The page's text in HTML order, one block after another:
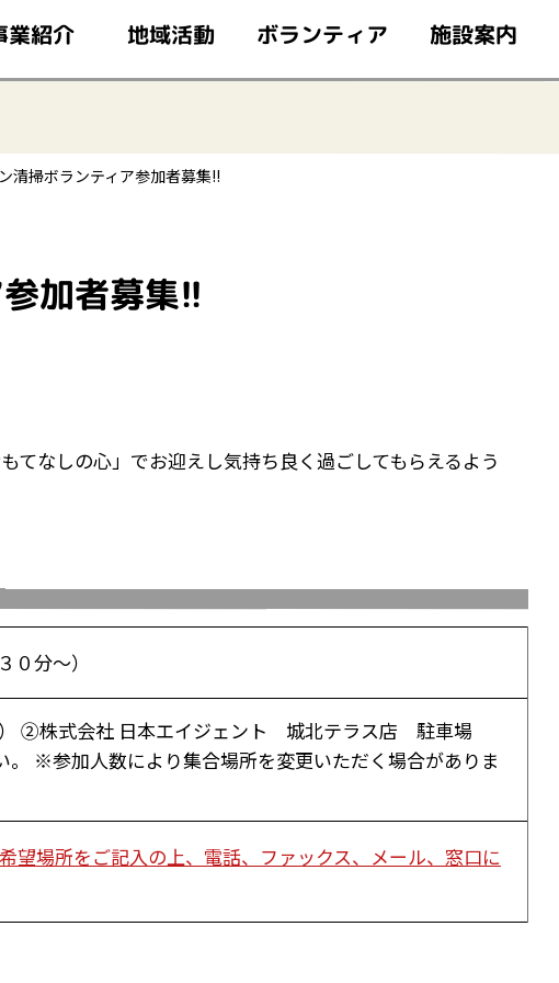
業紹介 地域活動 ボランティア 施設案内
清掃ボランティア参加者募集!!
加者募集!!
てなしの心」でお迎えし気持ち良く過ごしてもらえるよう
分～）
②株式会社 日本エイジェント 城北テラス店 駐車場
。 ※参加人数により集合場所を変更いただく場合がありま
望場所をご記入の上、電話、ファックス、メール、窓口に